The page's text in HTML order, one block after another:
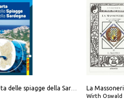
Carta delle spiagge della Sardegna. Con custodia
Wirth Oswald